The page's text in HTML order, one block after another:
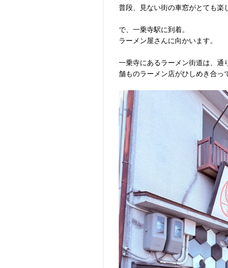
普段、見ない街の車窓がとても楽
で、一乗寺駅に到着。
ラーメン屋さんに向かいます。
一乗寺にあるラーメン街道は、
舗ものラーメン店がひしめき合っ